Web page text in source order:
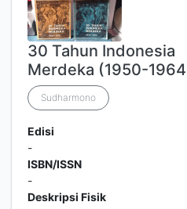
30 Tahun Indonesia
Merdeka (1950-
Sudharmono
Edisi
-
ISBN/ISSN
-
Deskripsi Fisik